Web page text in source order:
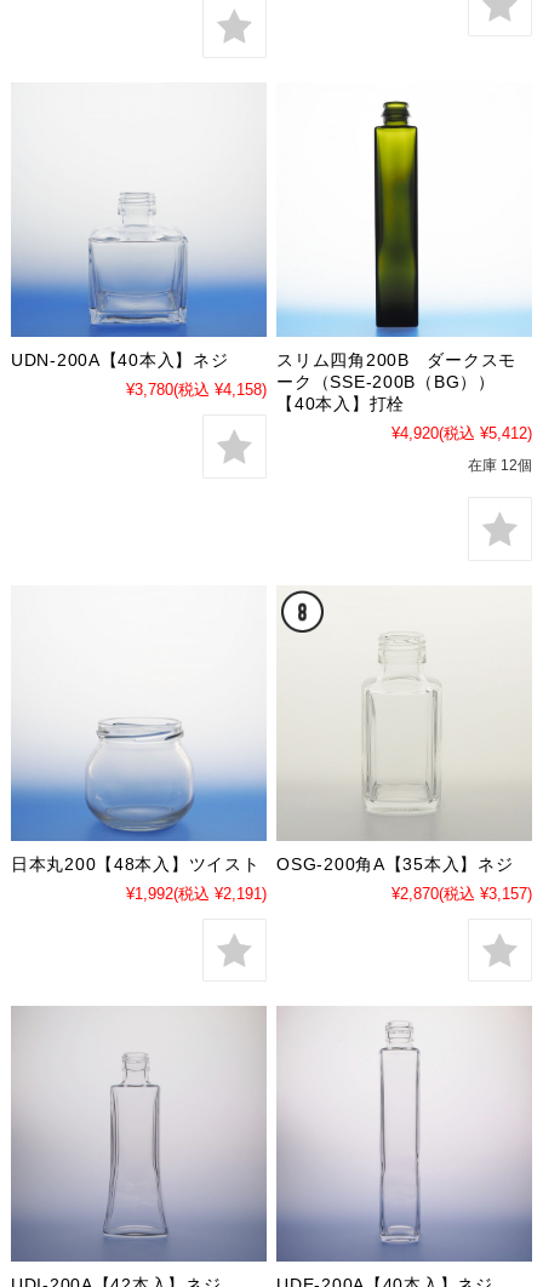
UDN-200A【40本入】ネジ
¥3,780(税込 ¥4,158)
スリム四角200B ダークスモ
ーク（SSE-200B（BG））
【40本入】打栓
¥4,920(税込 ¥5,412)
在庫 12個
日本丸200【48本入】ツイスト
¥1,992(税込 ¥2,191)
OSG-200角A【35本入】ネジ
¥2,870(税込 ¥3,157)